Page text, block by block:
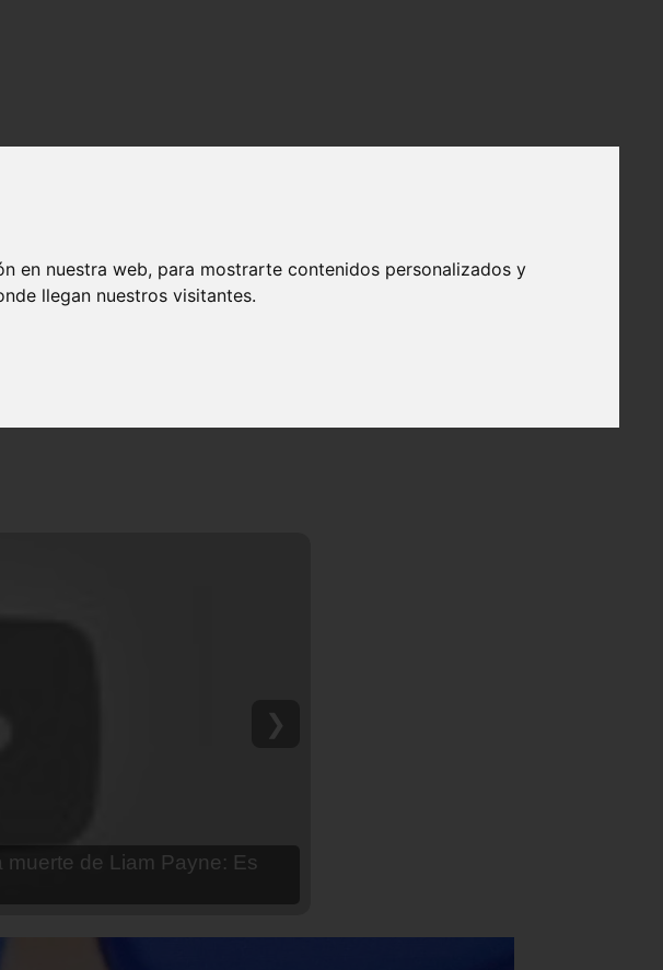
en nuestra web, para mostrarte contenidos personalizados y
llegan nuestros visitantes.
que le hizo a su hija Aria
❯